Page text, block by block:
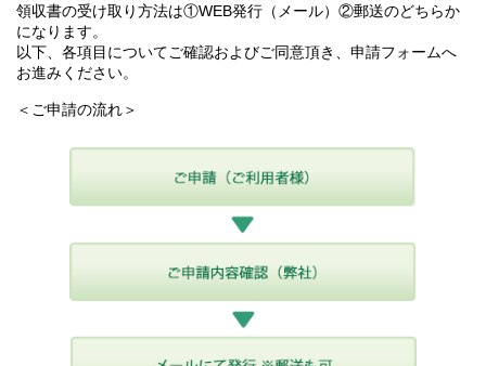
領収書の受け取り方法は①WEB発行（メール）②郵送のどちらか
になります。
以下、各項目についてご確認およびご同意頂き、申請フォームへ
お進みください。
＜ご申請の流れ＞